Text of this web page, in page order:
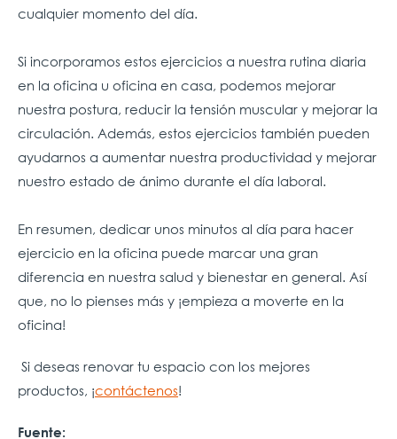
cualquier momento del día.
Si incorporamos estos ejercicios a nuestra rutina diaria
en la oficina u oficina en casa, podemos mejorar
nuestra postura, reducir la tensión muscular y mejorar la
circulación. Además, estos ejercicios también pueden
ayudarnos a aumentar nuestra productividad y mejorar
nuestro estado de ánimo durante el día laboral.
En resumen, dedicar unos minutos al día para hacer
ejercicio en la oficina puede marcar una gran
diferencia en nuestra salud y bienestar en general. Así
que, no lo pienses más y ¡empieza a moverte en la
oficina!
Si deseas renovar tu espacio con los mejores
productos, ¡contáctenos!
Fuente: